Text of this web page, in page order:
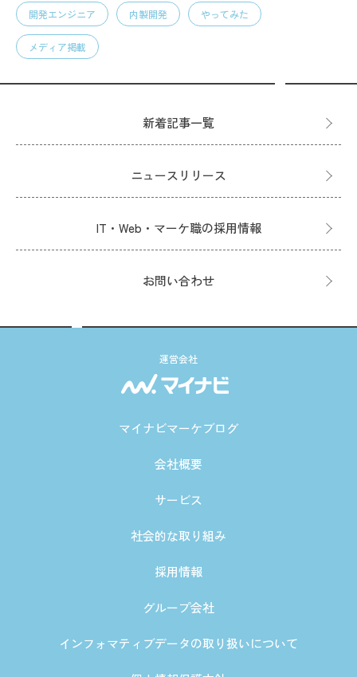
開発エンジニア 内製開発 やってみた
メディア掲載
新着記事一覧
ニュースリリース
IT・Web・マーケ職の採用情報
お問い合わせ
運営会社
マイナビマーケブログ
会社概要
サービス
社会的な取り組み
採用情報
グループ会社
インフォマティブデータの取り扱いについて